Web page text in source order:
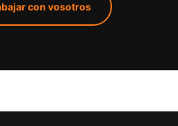
con vosotros